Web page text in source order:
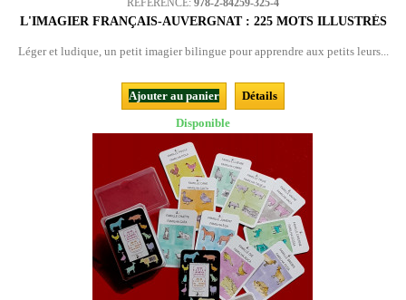
REFERENCE: 978-2-84259-325-4
L'IMAGIER FRANÇAIS-AUVERGNAT : 225 MOTS ILLUSTRÉS
Léger et ludique, un petit imagier bilingue pour apprendre aux petits leurs...
Ajouter au panier
Détails
Disponible